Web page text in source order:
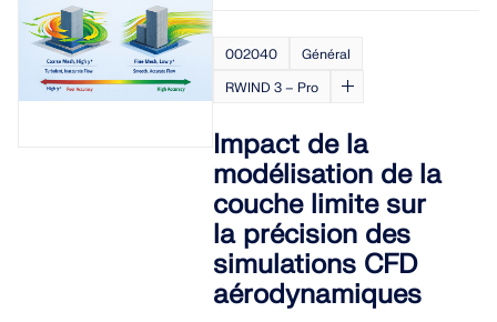
RWIND 3
Logiciel CFD pour souffleries numériques
En savoir plus
API Dlubal
OBTENIR DE L’ASSISTANCE
OBTENIR UNE VERSION GRATUITE
CONTACTER LE SUPPORT
d'ingénierie et faites passer votre carrière à un
niveau supérieur.
DÉCOUVRIR LES OFFRES D’EMPLOI
002040
Général
RWIND 3 – Pro
Impact de la
modélisation de la
couche limite sur
la précision des
simulations CFD
aérodynamiques